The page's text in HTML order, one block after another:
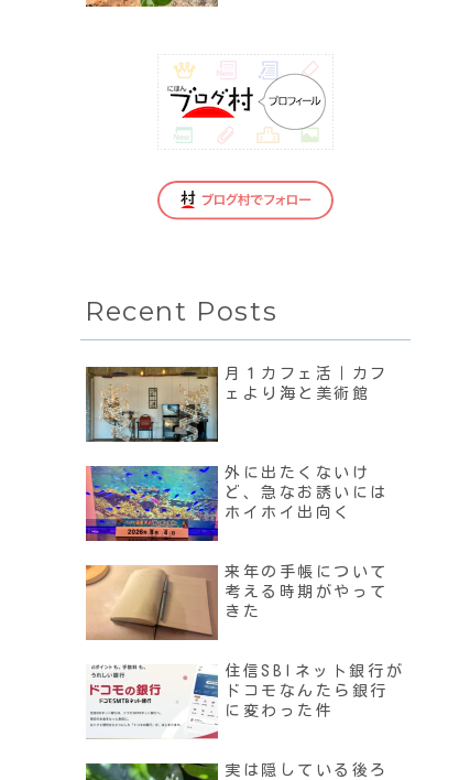
Recent Posts
月１カフェ活｜カフ
ェより海と美術館
外に出たくないけ
ど、急なお誘いには
ホイホイ出向く
来年の手帳について
考える時期がやって
きた
住信SBIネット銀行が
ドコモなんたら銀行
に変わった件
実は隠している後ろ